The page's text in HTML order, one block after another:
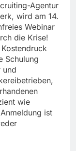
Agentur
wird am 14.
Webinar
die Krise!
Schulung
und
wie
ist